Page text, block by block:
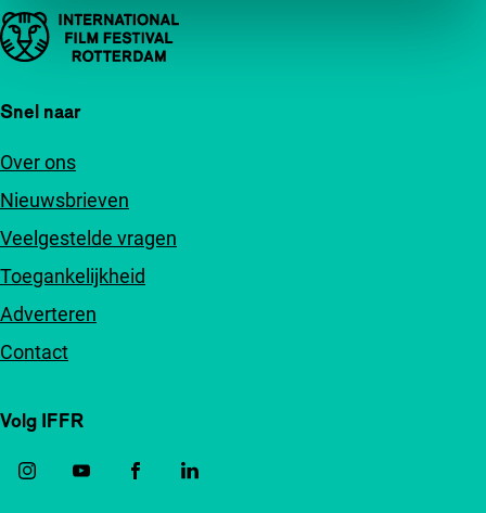
Belangrijke links
Snel naar
Over ons
Nieuwsbrieven
Veelgestelde vragen
Toegankelijkheid
Adverteren
Contact
Volg IFFR